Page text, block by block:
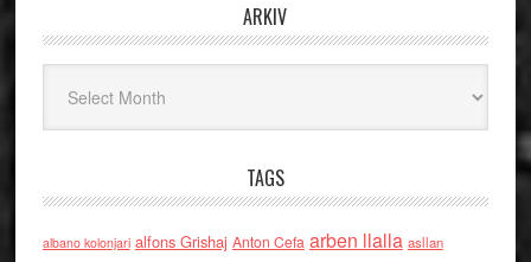
ARKIV
TAGS
albano kolonjari alfons Grishaj Anton Cefa arben llalla asllan